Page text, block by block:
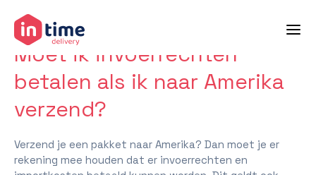
terug naar veelgestelde vragen
Moet ik invoerrechten
betalen als ik naar Amerika
verzend?
Verzend je een pakket naar Amerika? Dan moet je er
rekening mee houden dat er invoerrechten en